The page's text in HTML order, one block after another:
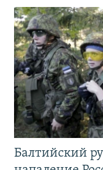
Балтийский